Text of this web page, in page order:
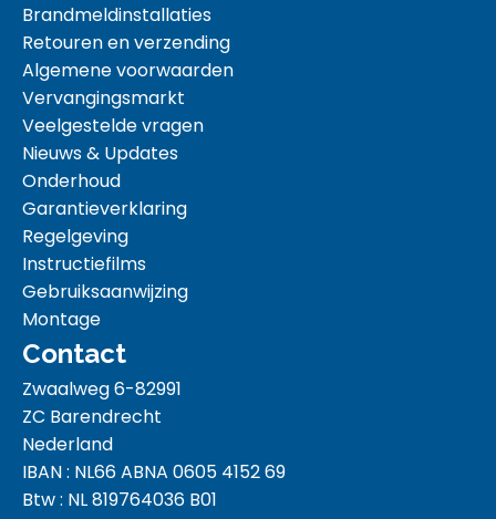
Brandmeldinstallaties
Retouren en verzending
Algemene voorwaarden
Vervangingsmarkt
Veelgestelde vragen
Nieuws & Updates
Onderhoud
Garantieverklaring
Regelgeving
Instructiefilms
Gebruiksaanwijzing
Montage
Contact
Zwaalweg 6-82991
ZC Barendrecht
Nederland
IBAN : NL66 ABNA 0605 4152 69
Btw : NL 819764036 B01